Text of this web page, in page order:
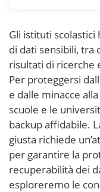
Gli istituti
di dati sensibili, tra
risultati di ricerche
Per proteggersi
e dalle minacce
scuole e le
backup affidabile.
giusta richiede
per garantire la
recuperabilità dei
esploreremo le